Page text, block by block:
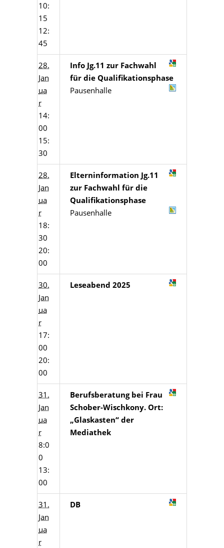
10:
15
12:
45
28.
Jan
ua
r
14:
00
15:
30
Info Jg.11 zur Fachwahl
für die Qualifikationsphase
Pausenhalle
28.
Jan
ua
r
18:
30
20:
00
Elterninformation Jg.11
zur Fachwahl für die
Qualifikationsphase
Pausenhalle
30.
Jan
ua
r
17:
00
20:
00
Leseabend 2025
31.
Jan
ua
r
8:0
0
13:
00
Berufsberatung bei Frau
Schober-Wischkony. Ort:
„Glaskasten“ der
Mediathek
31.
Jan
ua
r
DB